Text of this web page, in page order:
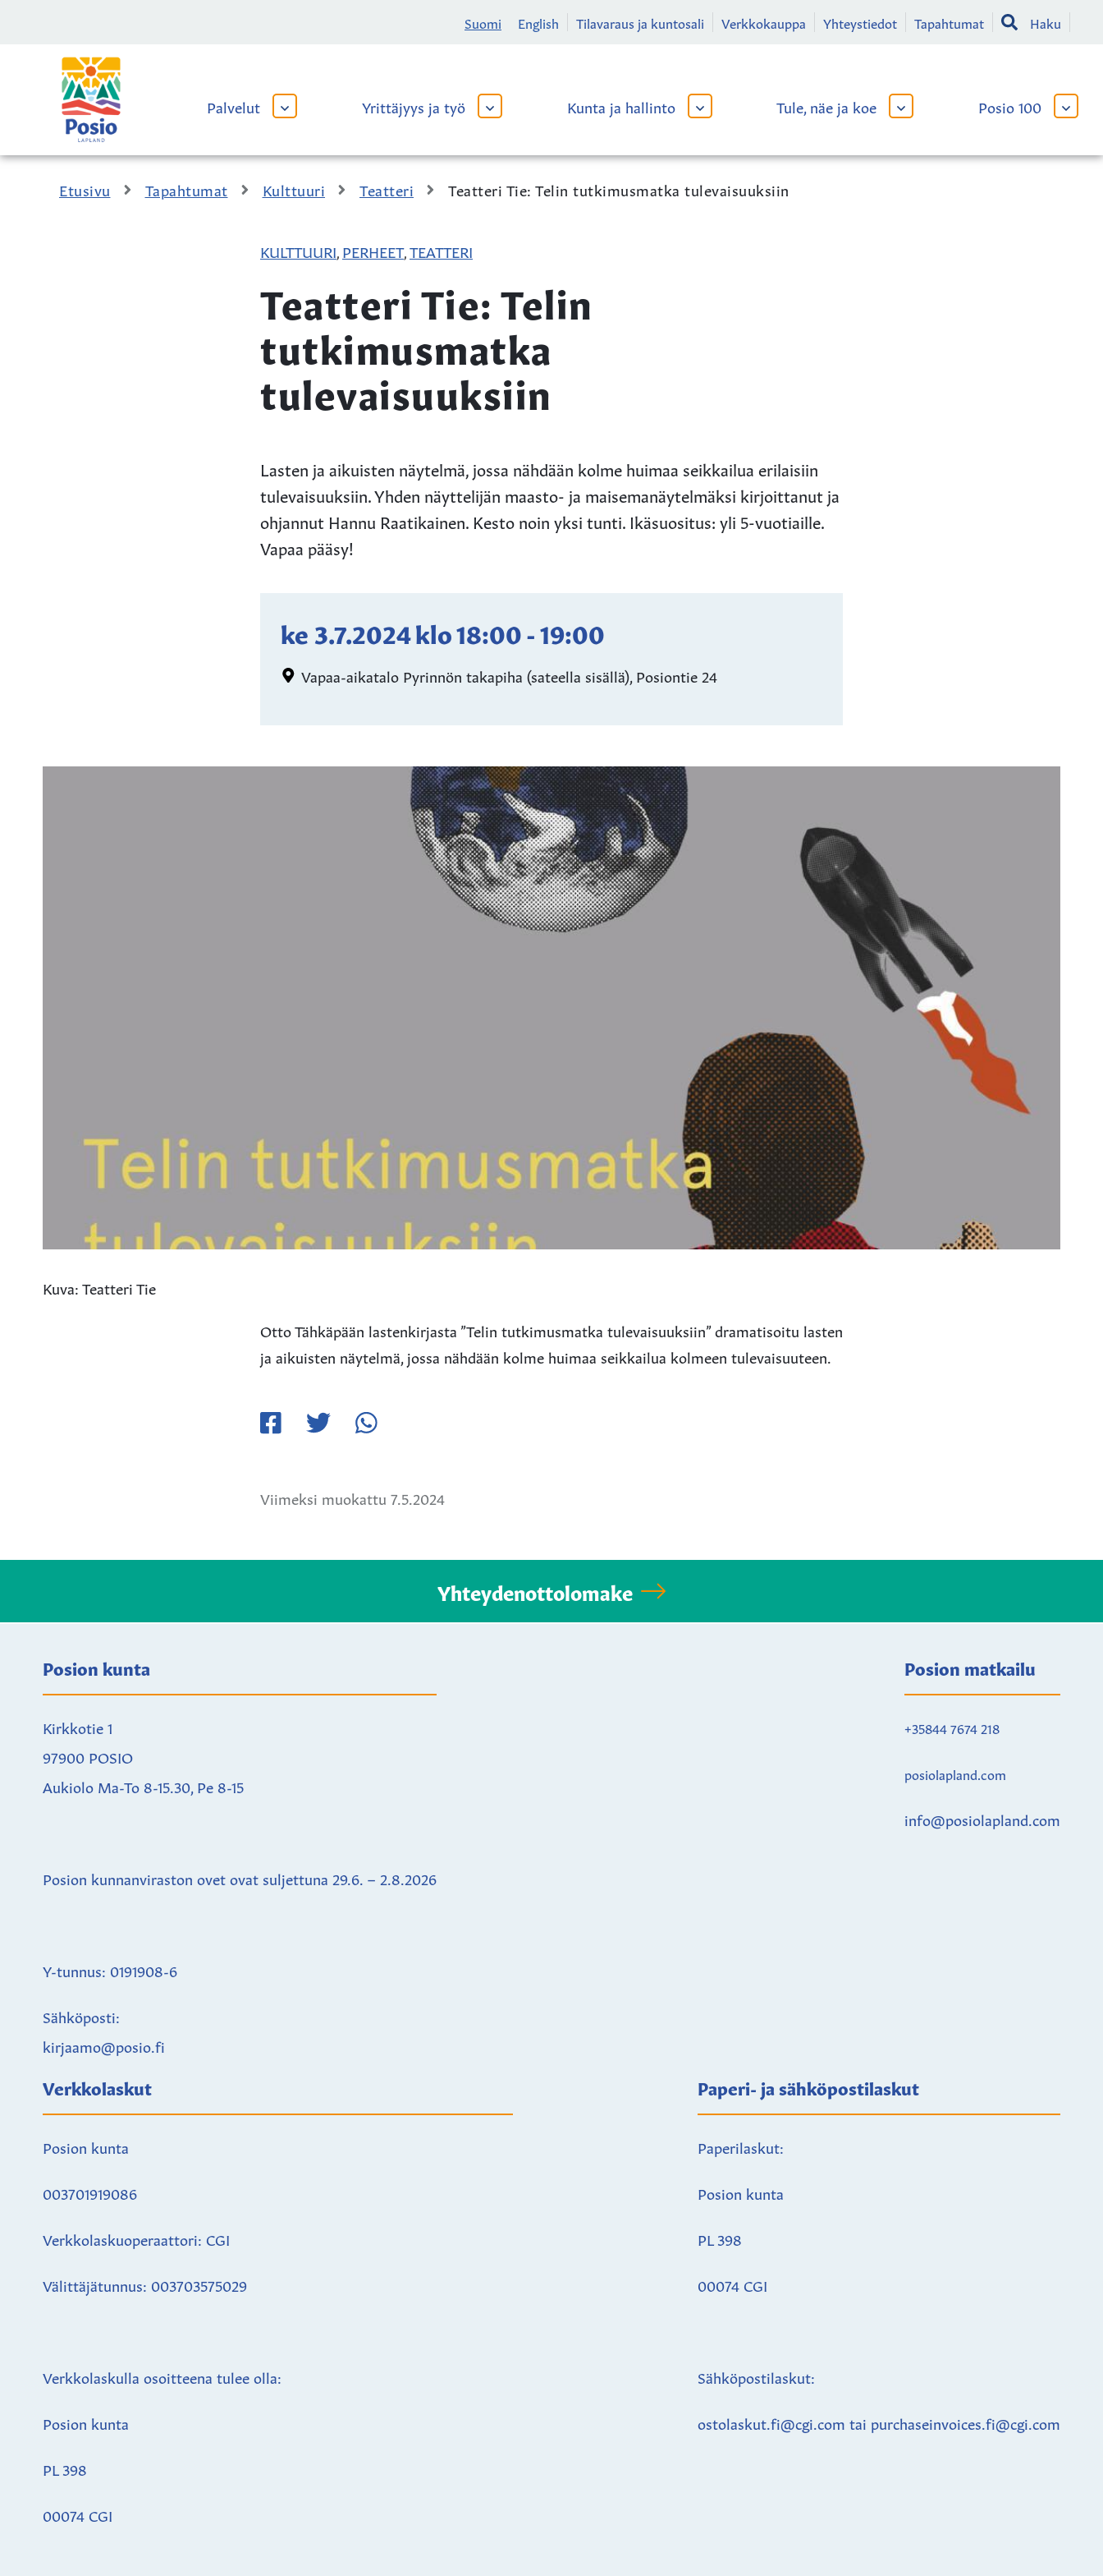
Suomi English Tilavaraus ja kuntosali Verkkokauppa Yhteystiedot Tapahtumat Haku
Kaupungin
logo
Palvelut
AVAA
ALAVALIKKO
Yrittäjyys ja työ
AVAA
ALAVALIKKO
Kunta ja hallinto
AVAA
ALAVALIKKO
Tule, näe ja koe
AVAA
ALAVALIKKO
Posio 100
AVAA
Etusivu Tapahtumat Kulttuuri Teatteri Teatteri Tie: Telin tutkimusmatka tulevaisuuksiin
KULTTUURI PERHEET, TEATTERI
Teatteri Tie: Telin
tutkimusmatka
tulevaisuuksiin
Lasten ja aikuisten näytelmä, jossa nähdään kolme huimaa seikkailua erilaisiin
tulevaisuuksiin. Yhden näyttelijän maasto- ja maisemanäytelmäksi kirjoittanut ja
ohjannut Hannu Raatikainen. Kesto noin yksi tunti. Ikäsuositus: yli 5-vuotiaille.
Vapaa pääsy!
ke 3.7.2024klo18:00-19:00
Vapaa-aikatalo Pyrinnön takapiha (sateella sisällä), Posiontie 24
Kuva: Teatteri Tie
Otto Tähkäpään lastenkirjasta ”Telin tutkimusmatka tulevaisuuksiin” dramatisoitu lasten
ja aikuisten näytelmä, jossa nähdään kolme huimaa seikkailua kolmeen tulevaisuuteen.
Viimeksi muokattu 7.5.2024
Yhteydenottolomake
Posion kunta
Kirkkotie 1
97900 POSIO
Aukiolo Ma-To 8-15.30, Pe 8-15
Posion kunnanviraston ovet ovat suljettuna 29.6. – 2.8.2026
Y-tunnus: 0191908-6
Sähköposti:
kirjaamo@posio.fi
Posion matkailu
+35844 7674 218
posiolapland.com
info@posiolapland.com
Verkkolaskut
Posion kunta
003701919086
Verkkolaskuoperaattori: CGI
Välittäjätunnus: 003703575029
Verkkolaskulla osoitteena tulee olla:
Posion kunta
PL 398
00074 CGI
Paperi- ja sähköpostilaskut
Paperilaskut:
Posion kunta
PL 398
00074 CGI
Sähköpostilaskut:
ostolaskut.fi@cgi.com tai purchaseinvoices.fi@cgi.com